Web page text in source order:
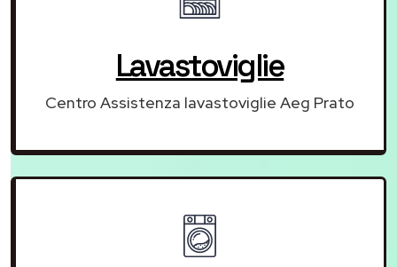
Lavastoviglie
Centro Assistenza lavastoviglie Aeg Prato